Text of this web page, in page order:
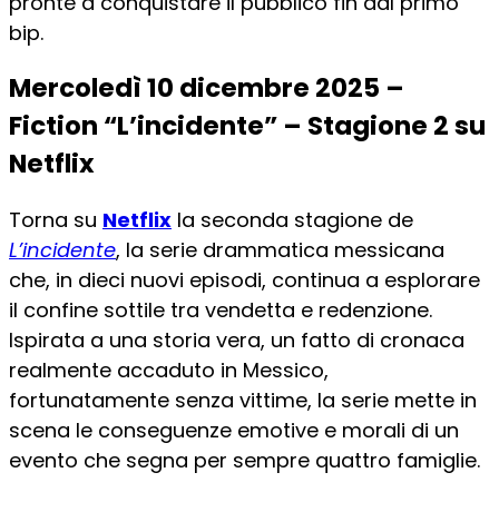
bip.
Mercoledì 10 dicembre 2025 –
Fiction “L’incidente” – Stagione 2 su
Netflix
Torna su Netflix la seconda stagione de
L’incidente, la serie drammatica messicana
che, in dieci nuovi episodi, continua a esplorare
il confine sottile tra vendetta e redenzione.
Ispirata a una storia vera, un fatto di cronaca
realmente accaduto in Messico,
fortunatamente senza vittime, la serie mette in
scena le conseguenze emotive e morali di un
evento che segna per sempre quattro famiglie.